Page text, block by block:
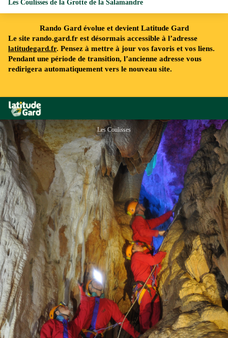
Rando Gard évolue et devient Latitude Gard
Le site rando.gard.fr est désormais accessible à l’adresse
latitudegard.fr. Pensez à mettre à jour vos favoris et vos liens.
Pendant une période de transition, l’ancienne adresse vous
redirigera automatiquement vers le nouveau site.
Rando Gard
Les Coulisses de la Grotte de la Salamandre
Les Coulisses